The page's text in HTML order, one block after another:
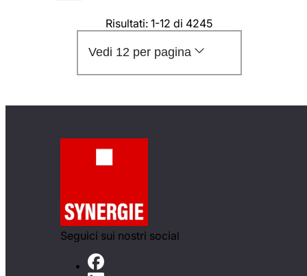
Risultati: 1-12 di 4245
Vedi 12 per pagina
Seguici sui nostri social